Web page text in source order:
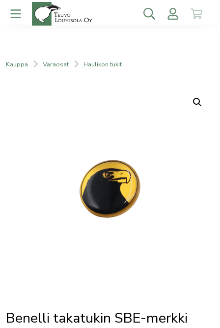
Kauppa Varaosat Haulikon tukit
Benelli takatukin SBE-merkki